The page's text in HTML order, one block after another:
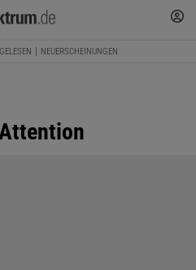
NEUERSCHEINUNGEN